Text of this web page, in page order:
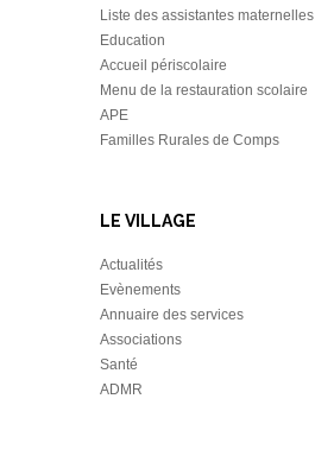
Liste des assistantes maternelles
Education
Accueil périscolaire
Menu de la restauration scolaire
APE
Familles Rurales de Comps
LE VILLAGE
Actualités
Evènements
Annuaire des services
Associations
Santé
ADMR